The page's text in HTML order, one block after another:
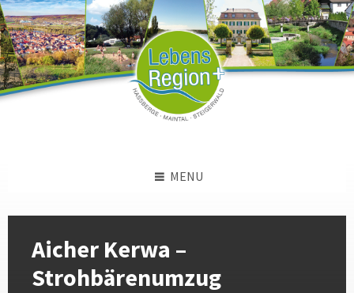
Skip
to
content
Skip
to
left
sidebar
Skip
to
footer
MENU
Aicher Kerwa –
Strohbärenumzug